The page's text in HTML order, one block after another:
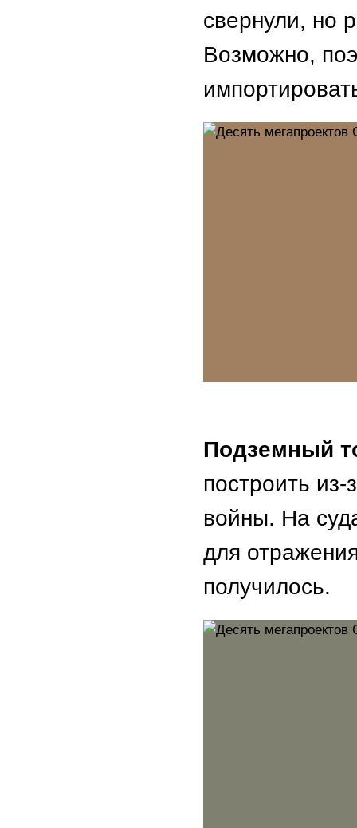
свернули, но
Возможно,
Подземный
построить
войны. На
для
получилось.